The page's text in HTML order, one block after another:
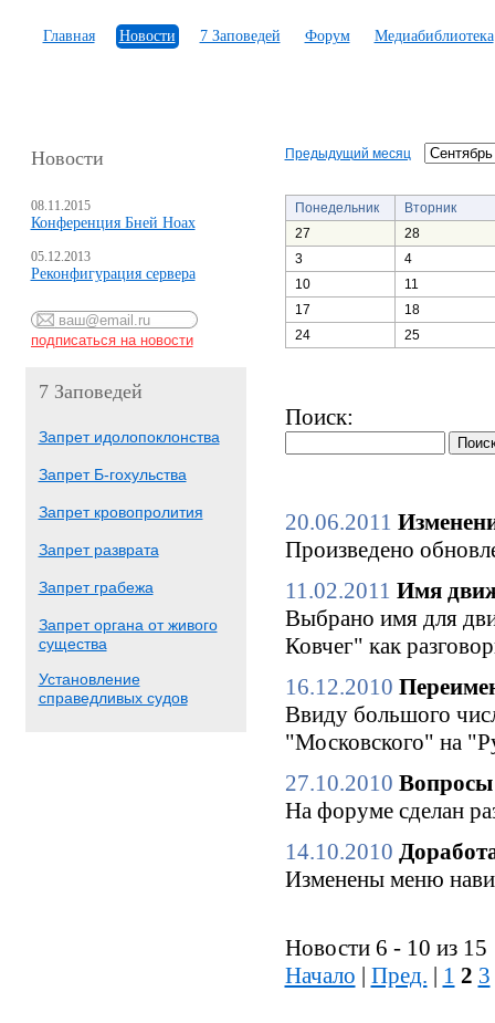
Главная Новости 7 Заповедей Форум Медиабиблиотека
Новости
08.11.2015
Конференция Бней Ноах
05.12.2013
Реконфигурация сервера
7 Заповедей
Запрет идолопоклонства
Запрет Б-гохульства
Запрет кровопролития
Запрет разврата
Запрет грабежа
Запрет органа от живого
существа
Установление
справедливых судов
Предыдущий месяц
Понедельник
Вторник
27
28
3
4
10
11
17
18
24
25
Поиск:
20.06.2011
Произведено
11.02.2011 Имя
Выбрано имя для
Ковчег" как
16.12.2010
Ввиду большого
"Московского" на
27.10.2010 Вопросы
На форуме сделан
14.10.2010
Изменены меню
Новости 6 - 10 из 15
Начало | Пред. | 1 2 3